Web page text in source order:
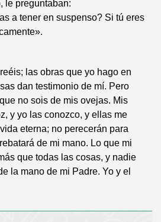
le preguntaban:
a tener en suspenso? Si tú eres
las obras que yo hago en
dan testimonio de mí. Pero
no sois de mis ovejas. Mis
y yo las conozco, y ellas me
eterna; no perecerán para
de mi mano. Lo que mi
que todas las cosas, y nadie
la mano de mi Padre. Yo y el